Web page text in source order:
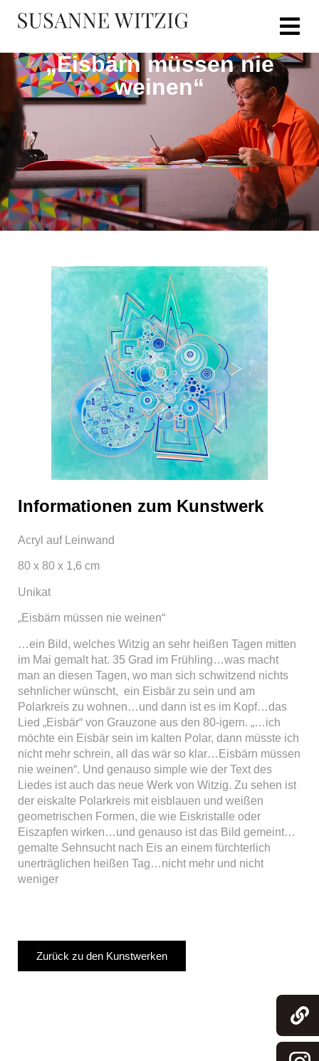
„Eisbärn müssen nie
weinen“
Informationen zum Kunstwerk
Acryl auf Leinwand
80 x 80 x 1,6 cm
Unikat
„Eisbärn müssen nie weinen“
…ein Bild, welches Witzig an sehr heißen Tagen mitten
im Mai gemalt hat. 35 Grad im Frühling…was macht
man an diesen Tagen, wo man sich schwitzend nichts
sehnlicher wünscht, ein Eisbär zu sein und am
Polarkreis zu wohnen…und dann ist es im Kopf…das
Lied „Eisbär“ von Grauzone aus den 80-igern. „…ich
möchte ein Eisbär sein im kalten Polar, dann müsste ich
nicht mehr schrein, all das wär so klar…Eisbärn müssen
nie weinen“. Und genauso simple wie der Text des
Liedes ist auch das neue Werk von Witzig. Zu sehen ist
der eiskalte Polarkreis mit eisblauen und weißen
geometrischen Formen, die wie Eiskristalle oder
Eiszapfen wirken…und genauso ist das Bild gemeint…
gemalte Sehnsucht nach Eis an einem fürchterlich
unerträglichen heißen Tag…nicht mehr und nicht
weniger
Zurück zu den Kunstwerken